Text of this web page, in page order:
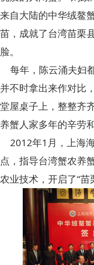
来自大陆的中华绒鳌
苗，成就了台湾苗栗
脸。
每年，陈云涌夫妇
并不时拿出来作对比
堂屋桌子上，整整齐
养蟹人家多年的辛劳
2012年1月，上海
点，指导台湾蟹农养
农业技术，开启了“苗